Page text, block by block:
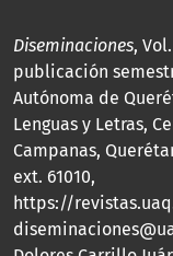
Diseminaciones,
publicación
Autónoma de
Lenguas y Letras,
Campanas,
ext. 61010,
https://